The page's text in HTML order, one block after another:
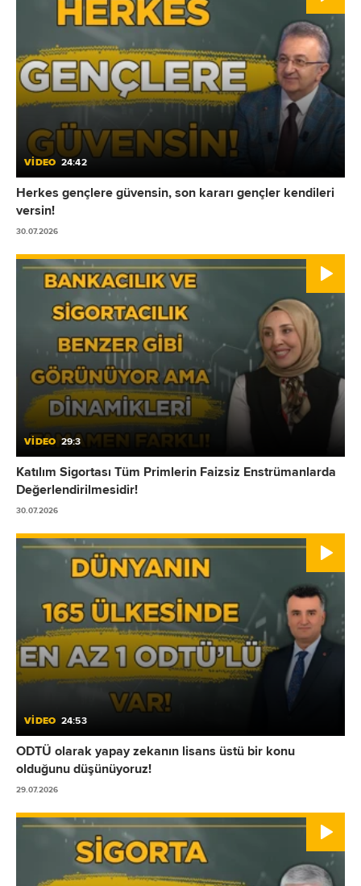
VİDEO 24:42
Herkes gençlere güvensin, son kararı gençler kendileri
versin!
30.07.2026
VİDEO 29:3
Katılım Sigortası Tüm Primlerin Faizsiz Enstrümanlarda
Değerlendirilmesidir!
30.07.2026
VİDEO 24:53
ODTÜ olarak yapay zekanın lisans üstü bir konu
olduğunu düşünüyoruz!
29.07.2026